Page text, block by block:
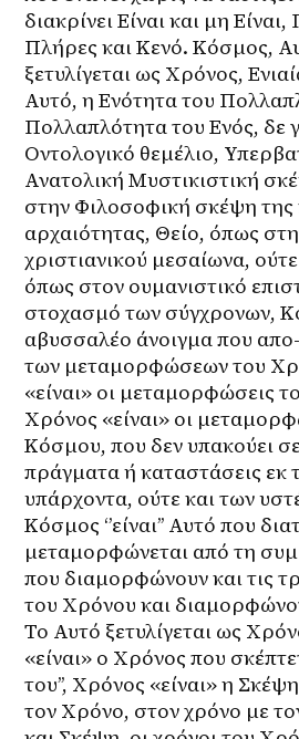
διακρίνει Είναι και μη
Πλήρες και Κενό. Κόσμος,
ξετυλίγεται ως Χρόνος,
Αυτό, η Ενότητα του
Πολλαπλότητα του Ενός, δε
Οντολογικό θεμέλιο,
Ανατολική Μυστικιστική
στην Φιλοσοφική σκέψη της
αρχαιότητας, Θείο, όπως
χριστιανικού μεσαίωνα,
όπως στον ουμανιστικό
στοχασμό των σύγχρονων,
αβυσσαλέο άνοιγμα που
των μεταμορφώσεων του
«είναι» οι μεταμορφώσεις
Χρόνος «είναι» οι
Κόσμου, που δεν υπακούει
πράγματα ή καταστάσεις
υπάρχοντα, ούτε και των
Κόσμος ‘’είναι’’ Αυτό που
μεταμορφώνεται από τη
που διαμορφώνουν και τις
του Χρόνου και
Το Αυτό ξετυλίγεται ως
«είναι» ο Χρόνος που
του’’, Χρόνος «είναι» η
τον Χρόνο, στον χρόνο με